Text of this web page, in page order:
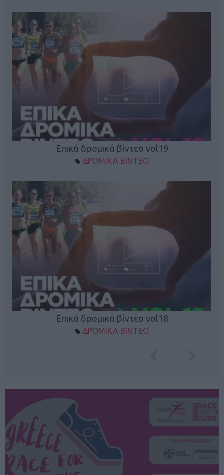
Επικά δρομικά βίντεο vol19
ΔΡΟΜΙΚΑ ΒΙΝΤΕΟ
Επικά δρομικά βίντεο vol18
ΔΡΟΜΙΚΑ ΒΙΝΤΕΟ